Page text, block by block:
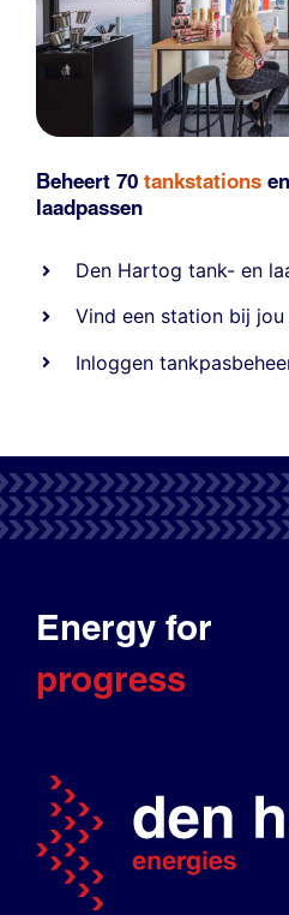
Beheert 70 tankstations
laadpassen
Den Hartog tank- en
Vind een station bij
Inloggen
Energy for
progress